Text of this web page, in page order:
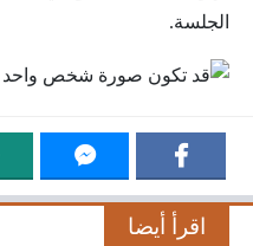
الجلسة.
اقرأ أيضا